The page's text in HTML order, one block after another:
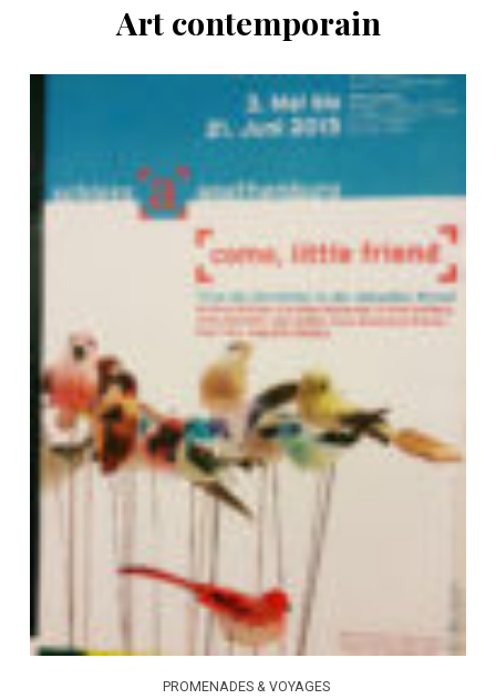
Art contemporain
PROMENADES & VOYAGES